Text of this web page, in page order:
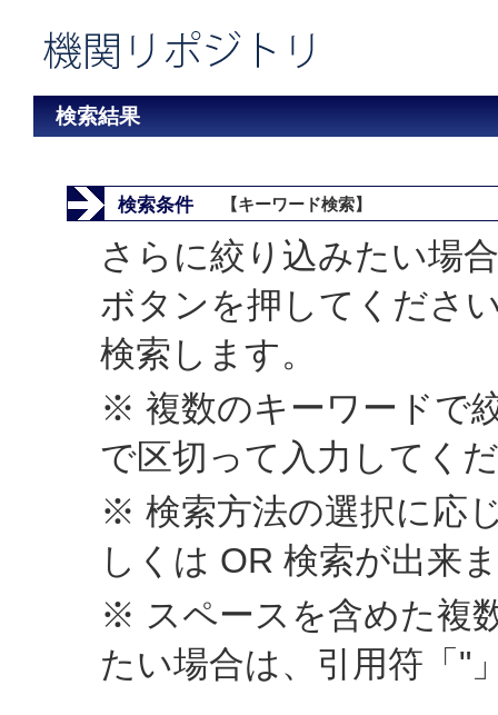
検索結果
検索条件 【キーワード検索】
さらに絞り込みたい場
ボタンを押してくださ
検索します。
※ 複数のキーワードで
で区切って入力してく
※ 検索方法の選択に応
しくは OR 検索が出来
※ スペースを含めた複
たい場合は、引用符「"